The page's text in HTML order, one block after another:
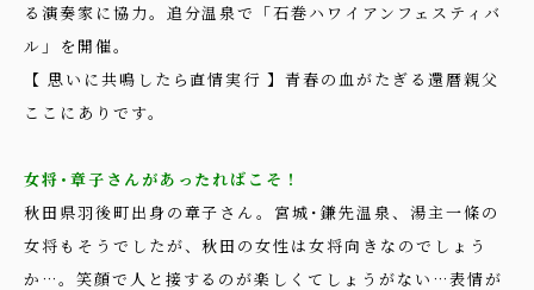
る演奏家に協力。追分温泉で「石巻ハワイアンフェスティバ
ル」を開催。
【 思いに共鳴したら直情実行 】青春の血がたぎる還暦親父
ここにありです。
女将･章子さんがあったればこそ！
秋田県羽後町出身の章子さん。宮城･鎌先温泉、湯主一條の
女将もそうでしたが、秋田の女性は女将向きなのでしょう
か…。笑顔で人と接するのが楽しくてしょうがない…表情が